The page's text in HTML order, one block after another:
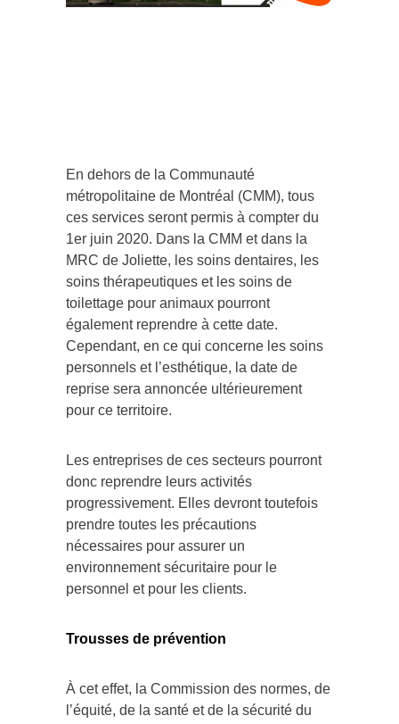
En dehors de la Communauté
métropolitaine de Montréal (CMM), tous
ces services seront permis à compter du
1er juin 2020. Dans la CMM et dans la
MRC de Joliette, les soins dentaires, les
soins thérapeutiques et les soins de
toilettage pour animaux pourront
également reprendre à cette date.
Cependant, en ce qui concerne les soins
personnels et l’esthétique, la date de
reprise sera annoncée ultérieurement
pour ce territoire.
Les entreprises de ces secteurs pourront
donc reprendre leurs activités
progressivement. Elles devront toutefois
prendre toutes les précautions
nécessaires pour assurer un
environnement sécuritaire pour le
personnel et pour les clients.
Trousses de prévention
À cet effet, la Commission des normes, de
l’équité, de la santé et de la sécurité du